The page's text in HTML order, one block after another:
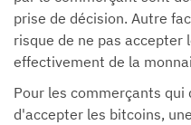
prise de décision. Autre
risque de ne pas accepter
effectivement de la
Pour les commerçants
d'accepter les bitcoins,